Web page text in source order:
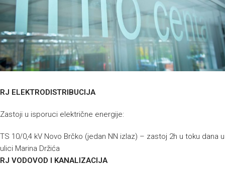
RJ ELEKTRODISTRIBUCIJA
Zastoji u isporuci električne energije:
TS 10/0,4 kV Novo Brčko (jedan NN izlaz) – zastoj 2h u toku dana u
ulici Marina Držića
RJ VODOVOD I KANALIZACIJA